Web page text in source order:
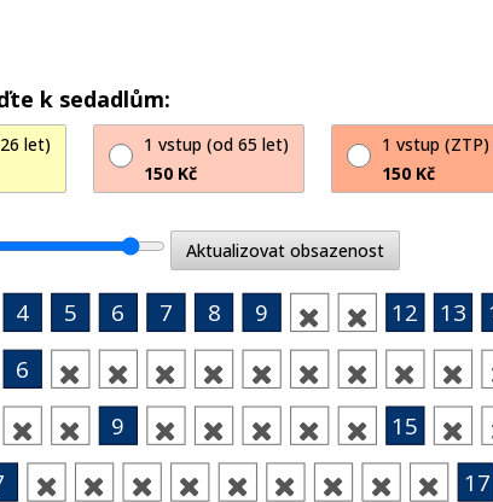
k sedadlům:
let)
1 vstup (od 65 let)
150 Kč
1 vstup (ZTP)
150 Kč
Aktualizovat obsazenost
         17
  9      15 
6         
4 5 6 7 8 9   12 13